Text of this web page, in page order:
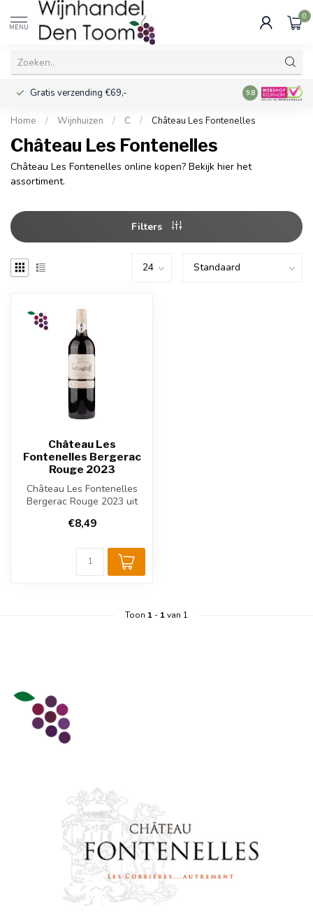
MENU
0
Gratis verzending €69,- Voor 16:00
9.8
Home / Wijnhuizen / C / Château Les Fontenelles
Château Les Fontenelles
Château Les Fontenelles online kopen? Bekijk hier het
assortiment.
Filters
Château Les
Fontenelles Bergerac
Rouge 2023
Château Les Fontenelles
Bergerac Rouge 2023 uit
Frankrijk. Bl...
€8,49
Toon 1- 1van 1